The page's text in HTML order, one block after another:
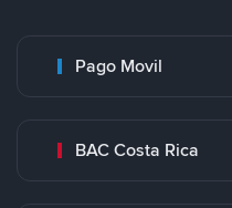
Pago Movil
BAC Costa Rica